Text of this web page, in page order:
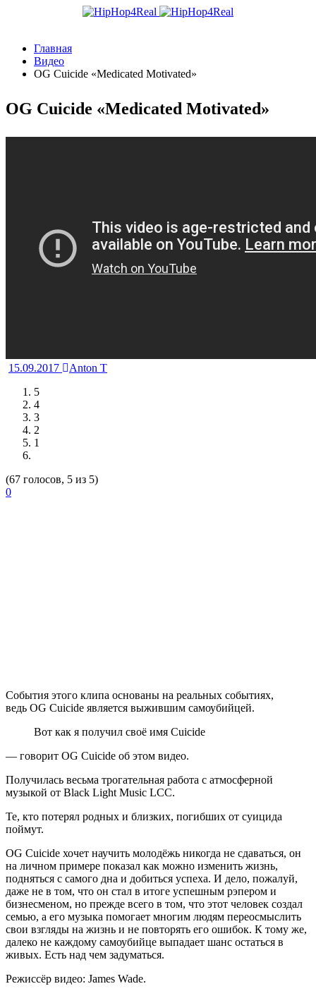
Главная
Видео
OG Cuicide «Medicated Motivated»
OG Cuicide «Medicated Motivated»
15.09.2017
Anton T
5
4
3
2
1
(67 голосов, 5 из 5)
0
События этого клипа основаны на реальных событиях,
ведь OG Cuicide является выжившим самоубийцей.
Вот как я получил своё имя Cuicide
— говорит OG Cuicide об этом видео.
Получилась весьма трогательная работа с атмосферной
музыкой от Black Light Music LCC.
Те, кто потерял родных и близких, погибших от суицида
поймут.
OG Cuicide хочет научить молодёжь никогда не сдаваться, он
на личном примере показал как можно изменить жизнь,
подняться с самого дна и добиться успеха. И дело, пожалуй,
даже не в том, что он стал в итоге успешным рэпером и
бизнесменом, но прежде всего в том, что этот человек создал
семью, а его музыка помогает многим людям переосмыслить
свои взгляды на жизнь и не повторять его ошибок. К тому же,
далеко не каждому самоубийце выпадает шанс остаться в
живых. Есть над чем задуматься.
Режиссёр видео: James Wade.